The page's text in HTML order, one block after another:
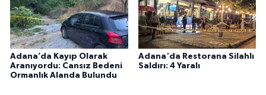
Adana’da Kayıp Olarak
Aranıyordu: Cansız Bedeni
Ormanlık Alanda Bulundu
Adana'da Restorana Silahlı
Saldırı: 4 Yaralı